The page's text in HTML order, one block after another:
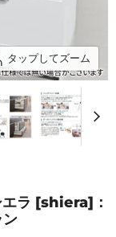
タップしてズーム
エラ [shiera]：